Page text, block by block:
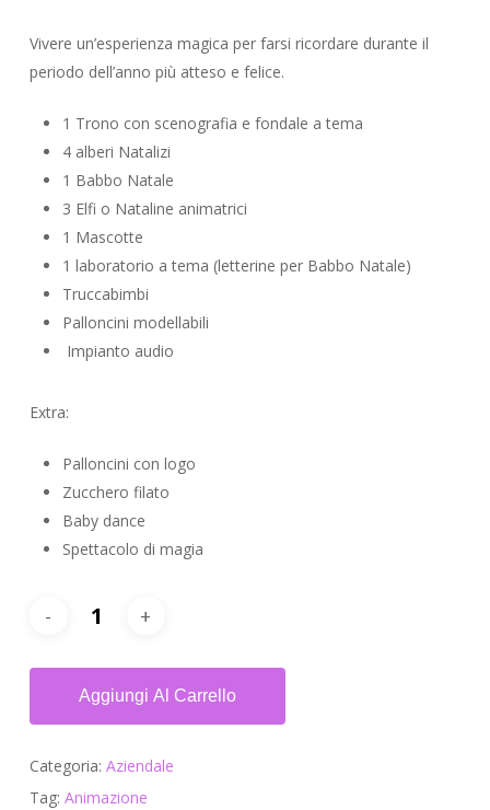
Vivere un’esperienza magica per farsi ricordare durante il
periodo dell’anno più atteso e felice.
1 Trono con scenografia e fondale a tema
4 alberi Natalizi
1 Babbo Natale
3 Elfi o Nataline animatrici
1 Mascotte
1 laboratorio a tema (letterine per Babbo Natale)
Truccabimbi
Palloncini modellabili
Impianto audio
Extra:
Palloncini con logo
Zucchero filato
Baby dance
Spettacolo di magia
Aggiungi Al Carrello
Categoria: Aziendale
Tag: Animazione